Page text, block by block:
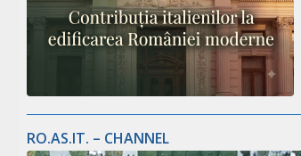
RO.AS.IT. – CHANNEL